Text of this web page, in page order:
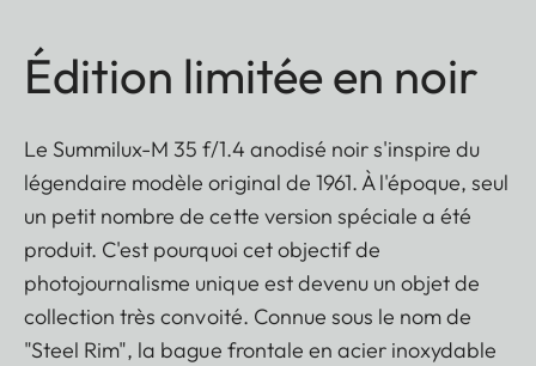
Édition limitée en noir
Le Summilux-M 35 f/1.4 anodisé noir s'inspire du
légendaire modèle original de 1961. À l'époque, seul
un petit nombre de cette version spéciale a été
produit. C'est pourquoi cet objectif de
photojournalisme unique est devenu un objet de
collection très convoité. Connue sous le nom de
"Steel Rim", la bague frontale en acier inoxydable